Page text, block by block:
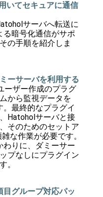
いてセキュアに通信
サーバへ転送に
る暗号化通信がサポ
の手順を紹介しま
ーサーバを利用する
ーザー作成のプラグ
から監視データを
最終的なプラグイ
Hatoholサーバと接
そのためのセットア
な作業が必要です。
りに、ダミーサー
プなしにプラグイン
。
グループ対応パッ